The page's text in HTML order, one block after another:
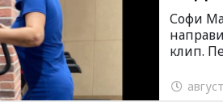
Софи
клип.